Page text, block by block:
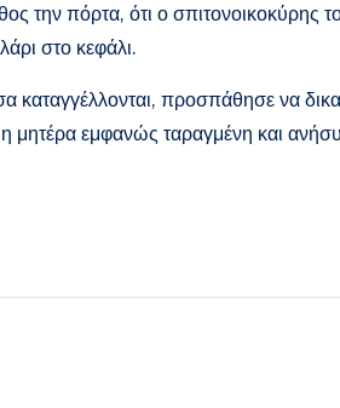
την πόρτα, ότι ο σπιτονοικοκύρης
στο κεφάλι.
προσπάθησε να
εμφανώς ταραγμένη και